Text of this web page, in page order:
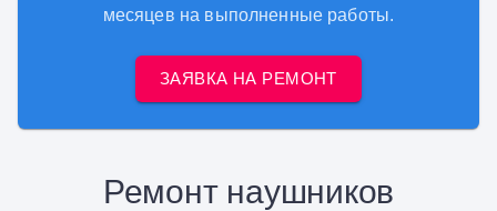
месяцев на выполненные работы.
ЗАЯВКА НА РЕМОНТ
Ремонт наушников